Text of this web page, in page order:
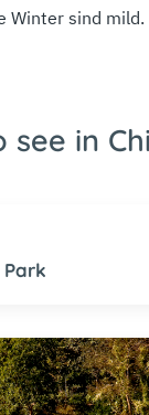
Winter sind mild.
see in